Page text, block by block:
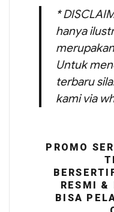
*
hanya
Untuk
terbaru
kami via
PROMO
RESMI &
BISA